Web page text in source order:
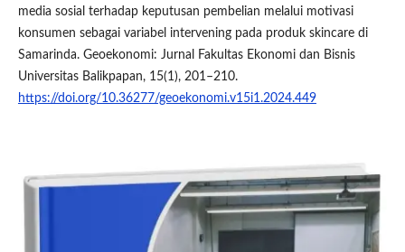
media sosial terhadap keputusan pembelian melalui motivasi
konsumen sebagai variabel intervening pada produk skincare di
Samarinda. Geoekonomi: Jurnal Fakultas Ekonomi dan Bisnis
Universitas Balikpapan, 15(1), 201–210.
https://doi.org/10.36277/geoekonomi.v15i1.2024.449